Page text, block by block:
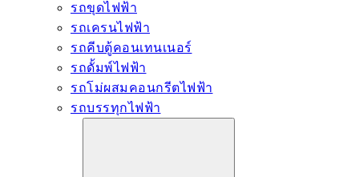
รถขุดไฟฟ้า
รถเครนไฟฟ้า
รถคีบตู้คอนเทนเนอร์
รถดั้มพ์ไฟฟ้า
รถโม่ผสมคอนกรีตไฟฟ้า
รถบรรทุกไฟฟ้า